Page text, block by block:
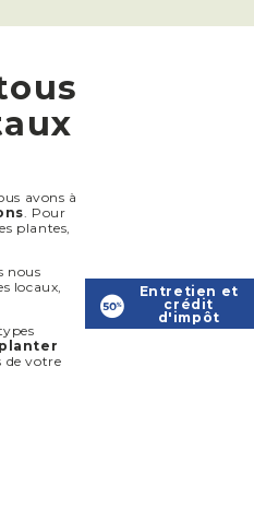
avons à
. Pour
plantes,
nous
locaux,
de votre
Entretien et
crédit
d'impôt